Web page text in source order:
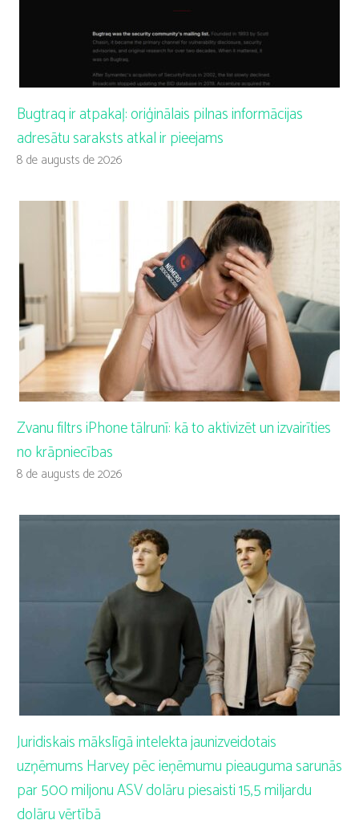
Bugtraq ir atpakaļ: oriģinālais pilnas informācijas
adresātu saraksts atkal ir pieejams
8 de augusts de 2026
Zvanu filtrs iPhone tālrunī: kā to aktivizēt un izvairīties
no krāpniecības
8 de augusts de 2026
Juridiskais mākslīgā intelekta jaunizveidotais
uzņēmums Harvey pēc ieņēmumu pieauguma sarunās
par 500 miljonu ASV dolāru piesaisti 15,5 miljardu
dolāru vērtībā